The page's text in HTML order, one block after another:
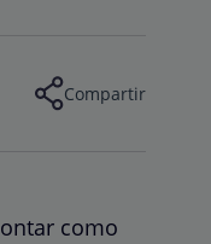
Compartir
como